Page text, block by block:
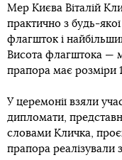
Мер Києва Віталій
практично з будь-
флагшток і
Висота флагштока —
прапора має розміри
У церемонії взяли
дипломати,
словами Кличка,
прапора реалізували